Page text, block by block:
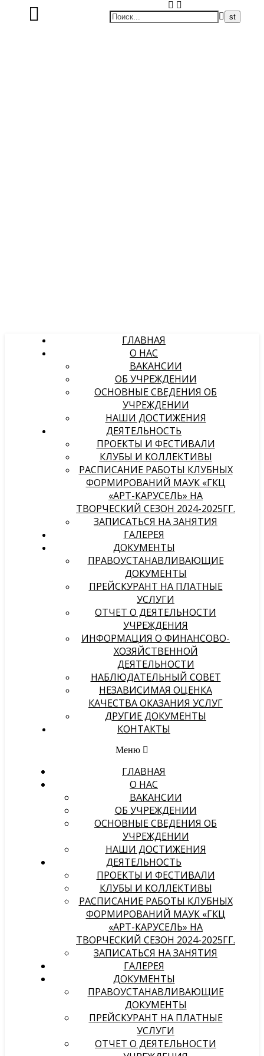
ГЛАВНАЯ
О НАС
ВАКАНСИИ
ОБ УЧРЕЖДЕНИИ
ОСНОВНЫЕ СВЕДЕНИЯ ОБ
УЧРЕЖДЕНИИ
НАШИ ДОСТИЖЕНИЯ
ДЕЯТЕЛЬНОСТЬ
ПРОЕКТЫ И ФЕСТИВАЛИ
КЛУБЫ И КОЛЛЕКТИВЫ
РАСПИСАНИЕ РАБОТЫ КЛУБНЫХ
ФОРМИРОВАНИЙ МАУК «ГКЦ
«АРТ-КАРУСЕЛЬ» НА
ТВОРЧЕСКИЙ СЕЗОН 2024-2025ГГ.
ЗАПИСАТЬСЯ НА ЗАНЯТИЯ
ГАЛЕРЕЯ
ДОКУМЕНТЫ
ПРАВОУСТАНАВЛИВАЮЩИЕ
ДОКУМЕНТЫ
ПРЕЙСКУРАНТ НА ПЛАТНЫЕ
УСЛУГИ
ОТЧЕТ О ДЕЯТЕЛЬНОСТИ
УЧРЕЖДЕНИЯ
ИНФОРМАЦИЯ О ФИНАНСОВО-
ХОЗЯЙСТВЕННОЙ
ДЕЯТЕЛЬНОСТИ
НАБЛЮДАТЕЛЬНЫЙ СОВЕТ
НЕЗАВИСИМАЯ ОЦЕНКА
КАЧЕСТВА ОКАЗАНИЯ УСЛУГ
ДРУГИЕ ДОКУМЕНТЫ
КОНТАКТЫ
Меню
ГЛАВНАЯ
О НАС
ВАКАНСИИ
ОБ УЧРЕЖДЕНИИ
ОСНОВНЫЕ СВЕДЕНИЯ ОБ
УЧРЕЖДЕНИИ
НАШИ ДОСТИЖЕНИЯ
ДЕЯТЕЛЬНОСТЬ
ПРОЕКТЫ И ФЕСТИВАЛИ
КЛУБЫ И КОЛЛЕКТИВЫ
РАСПИСАНИЕ РАБОТЫ КЛУБНЫХ
ФОРМИРОВАНИЙ МАУК «ГКЦ
«АРТ-КАРУСЕЛЬ» НА
ТВОРЧЕСКИЙ СЕЗОН 2024-2025ГГ.
ЗАПИСАТЬСЯ НА ЗАНЯТИЯ
ГАЛЕРЕЯ
ДОКУМЕНТЫ
ПРАВОУСТАНАВЛИВАЮЩИЕ
ДОКУМЕНТЫ
ПРЕЙСКУРАНТ НА ПЛАТНЫЕ
УСЛУГИ
ОТЧЕТ О ДЕЯТЕЛЬНОСТИ